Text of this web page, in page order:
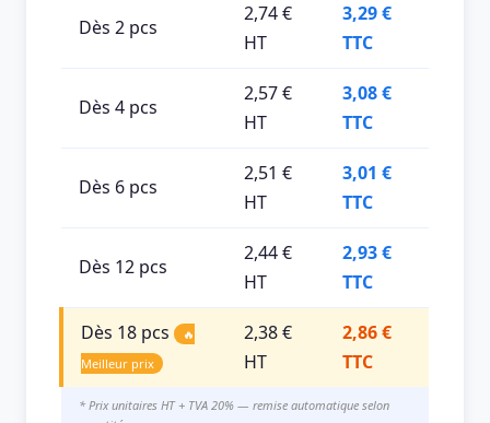
Dès 2 pcs
2,74 €
HT
3,29 €
TTC
Dès 4 pcs
2,57 €
HT
3,08 €
TTC
Dès 6 pcs
2,51 €
HT
3,01 €
TTC
Dès 12 pcs
2,44 €
HT
2,93 €
TTC
Dès 18 pcs
🔥
Meilleur prix
2,38 €
HT
2,86 €
TTC
* Prix unitaires HT + TVA 20% — remise automatique selon